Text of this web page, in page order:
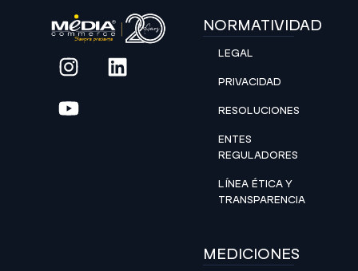
NORMATIVIDAD
LEGAL
PRIVACIDAD
RESOLUCIONES
ENTES
REGULADORES
LÍNEA ÉTICA Y
TRANSPARENCIA
MEDICIONES